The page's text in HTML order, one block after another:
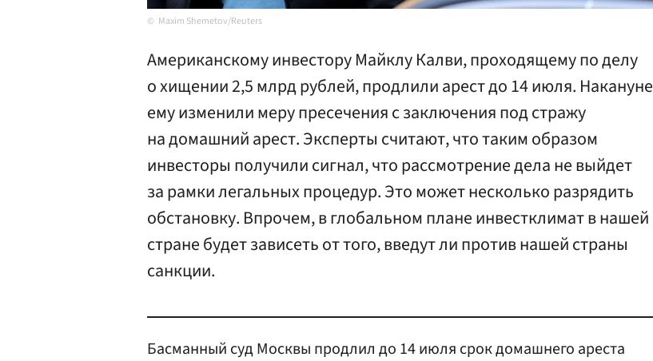
Maxim Shemetov/Reuters
Американскому инвестору Майклу Калви, проходящему по делу
о хищении 2,5 млрд рублей, продлили арест до 14 июля. Накануне
ему изменили меру пресечения с заключения под стражу
на домашний арест. Эксперты считают, что таким образом
инвесторы получили сигнал, что рассмотрение дела не выйдет
за рамки легальных процедур. Это может несколько разрядить
обстановку. Впрочем, в глобальном плане инвестклимат в нашей
стране будет зависеть от того, введут ли против нашей страны
санкции.
Басманный суд Москвы продлил до 14 июля срок домашнего ареста